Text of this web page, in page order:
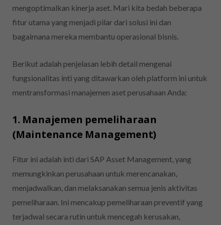
mengoptimalkan kinerja aset. Mari kita bedah beberapa
fitur utama yang menjadi pilar dari solusi ini dan
bagaimana mereka membantu operasional bisnis.
Berikut adalah penjelasan lebih detail mengenai
fungsionalitas inti yang ditawarkan oleh platform ini untuk
mentransformasi manajemen aset perusahaan Anda:
1. Manajemen pemeliharaan
(Maintenance Management)
Fitur ini adalah inti dari SAP Asset Management, yang
memungkinkan perusahaan untuk merencanakan,
menjadwalkan, dan melaksanakan semua jenis aktivitas
pemeliharaan. Ini mencakup pemeliharaan preventif yang
terjadwal secara rutin untuk mencegah kerusakan,